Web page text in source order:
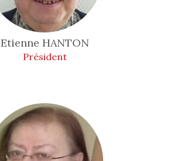
Etienne HANTON
Président